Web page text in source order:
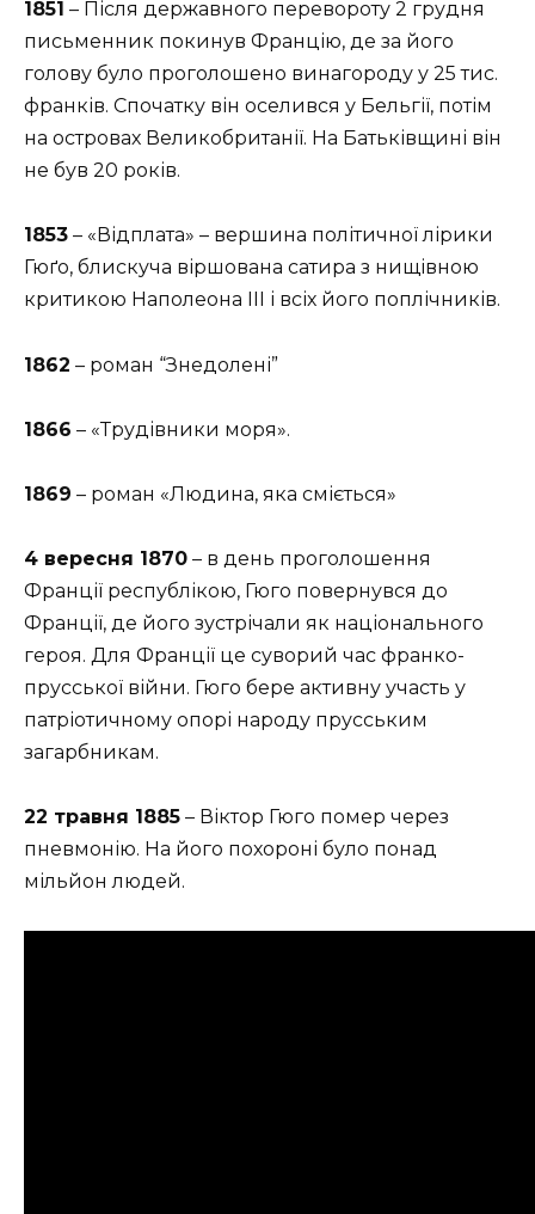
1851 – Після державного перевороту 2 грудня
письменник покинув Францію, де за його
голову було проголошено винагороду у 25 тис.
франків. Спочатку він оселився у Бельгії, потім
на островах Великобританії. На Батьківщині він
не був 20 років.
1853 – «Відплата» – вершина політичної лірики
Гюґо, блискуча віршована сатира з нищівною
критикою Наполеона III і всіх його поплічників.
1862 – роман “Знедолені”
1866 – «Трудівники моря».
1869 – роман «Людина, яка сміється»
4 вересня 1870 – в день проголошення
Франції республікою, Гюго повернувся до
Франції, де його зустрічали як національного
героя. Для Франції це суворий час франко-
прусської війни. Гюго бере активну участь у
патріотичному опорі народу прусським
загарбникам.
22 травня 1885 – Віктор Гюго помер через
пневмонію. На його похороні було понад
мільйон людей.